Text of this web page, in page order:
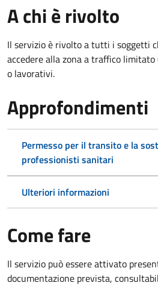
A chi è rivolto
Il servizio è rivolto a tutti i soggetti
accedere alla zona a traffico limitato
o lavorativi.
Approfondimenti
Permesso per il transito e la
professionisti sanitari
Ulteriori informazioni
Come fare
Il servizio può essere attivato
documentazione prevista,